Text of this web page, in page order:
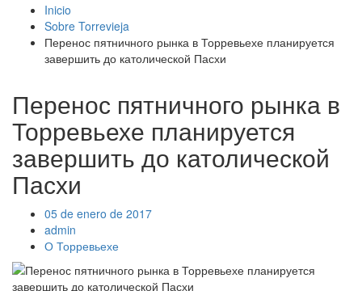
Inicio
Sobre Torrevieja
Перенос пятничного рынка в Торревьехе планируется
завершить до католической Пасхи
Перенос пятничного рынка в
Торревьехе планируется
завершить до католической
Пасхи
05 de enero de 2017
admin
О Торревьехе